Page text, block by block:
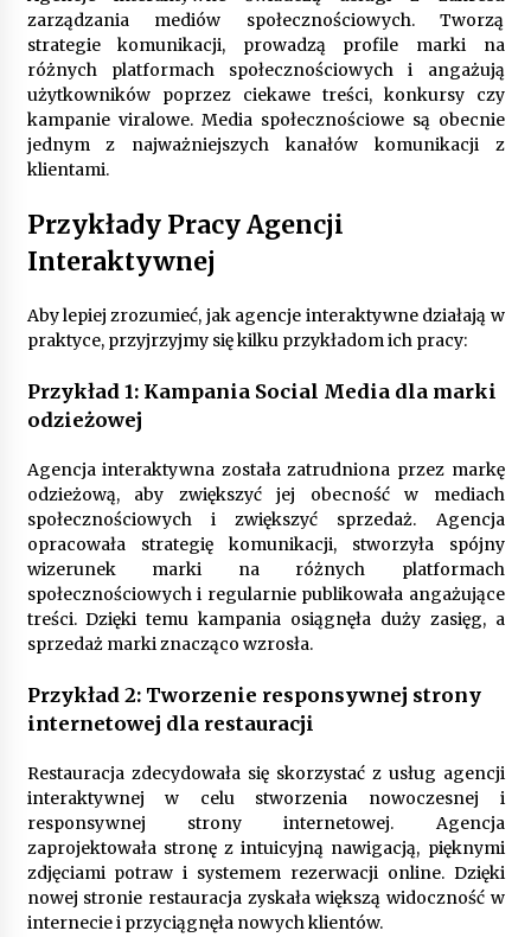
zarządzania mediów społecznościowych. Tworzą
strategie komunikacji, prowadzą profile marki na
różnych platformach społecznościowych i angażują
użytkowników poprzez ciekawe treści, konkursy czy
kampanie viralowe. Media społecznościowe są obecnie
jednym z najważniejszych kanałów komunikacji z
klientami.
Przykłady Pracy Agencji
Interaktywnej
Aby lepiej zrozumieć, jak agencje interaktywne działają w
praktyce, przyjrzyjmy się kilku przykładom ich pracy:
Przykład 1: Kampania Social Media dla marki
odzieżowej
Agencja interaktywna została zatrudniona przez markę
odzieżową, aby zwiększyć jej obecność w mediach
społecznościowych i zwiększyć sprzedaż. Agencja
opracowała strategię komunikacji, stworzyła spójny
wizerunek marki na różnych platformach
społecznościowych i regularnie publikowała angażujące
treści. Dzięki temu kampania osiągnęła duży zasięg, a
sprzedaż marki znacząco wzrosła.
Przykład 2: Tworzenie responsywnej strony
internetowej dla restauracji
Restauracja zdecydowała się skorzystać z usług agencji
interaktywnej w celu stworzenia nowoczesnej i
responsywnej strony internetowej. Agencja
zaprojektowała stronę z intuicyjną nawigacją, pięknymi
zdjęciami potraw i systemem rezerwacji online. Dzięki
nowej stronie restauracja zyskała większą widoczność w
internecie i przyciągnęła nowych klientów.